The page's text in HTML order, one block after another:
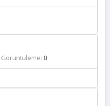
Görüntüleme 0